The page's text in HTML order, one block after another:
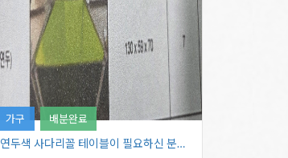
가구 배분완료
연두색 사다리꼴 테이블이 필요하신 분은…